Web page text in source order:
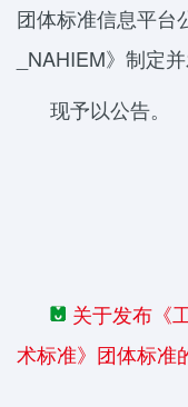
团体标准信息平台
_NAHIEM》制定
现予以公告。
关于发布《
术标准》团体标准